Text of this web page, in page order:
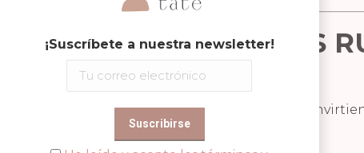
PARA GRANDES
su universo de personajes y accesorios,
¡Suscríbete a nuestra newsletter!